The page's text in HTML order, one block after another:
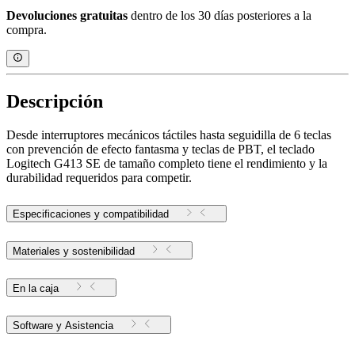
Devoluciones gratuitas dentro de los 30 días posteriores a la
compra.
Descripción
Desde interruptores mecánicos táctiles hasta seguidilla de 6 teclas
con prevención de efecto fantasma y teclas de PBT, el teclado
Logitech G413 SE de tamaño completo tiene el rendimiento y la
durabilidad requeridos para competir.
Especificaciones y compatibilidad
Materiales y sostenibilidad
En la caja
Software y Asistencia